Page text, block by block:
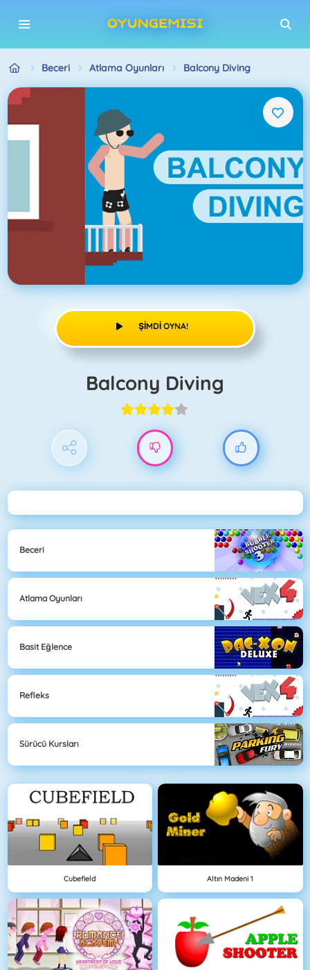
Beceri Atlama Oyunları Balcony Diving
ŞIMDI OYNA!
Balcony Diving
Beceri
Atlama Oyunları
Basit Eğlence
Refleks
Sürücü Kursları
Cubefield Altın Madeni 1